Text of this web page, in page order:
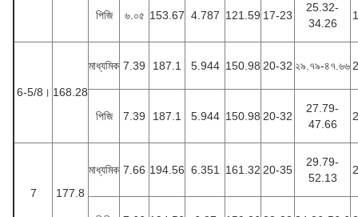
পিজি ৬.০৫ 153.67 4.787 121.59 17-23
25.32-
34.26
6-5/8। 168.28
মাধ্যমিক 7.39 187.1 5.944 150.98 20-32 ২৯.৭৯-৪৭.৬৬
পিজি 7.39 187.1 5.944 150.98 20-32
27.79-
47.66
7 177.8
মাধ্যমিক 7.66 194.56 6.351 161.32 20-35
29.79-
52.13